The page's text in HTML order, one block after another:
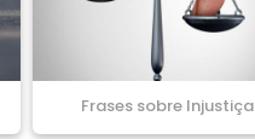
Frases sobre Injustiça